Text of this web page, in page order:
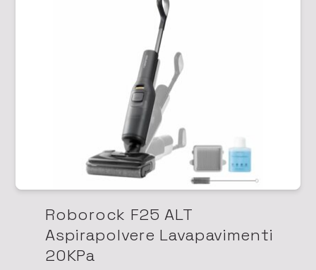
Roborock F25 ALT
Aspirapolvere Lavapavimenti
20KPa